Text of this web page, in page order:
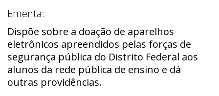
Ementa:
Dispõe sobre a doação de aparelhos
eletrônicos apreendidos pelas forças de
segurança pública do Distrito Federal aos
alunos da rede pública de ensino e dá
outras providências.